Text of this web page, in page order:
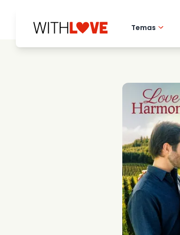
Temas
Misterios